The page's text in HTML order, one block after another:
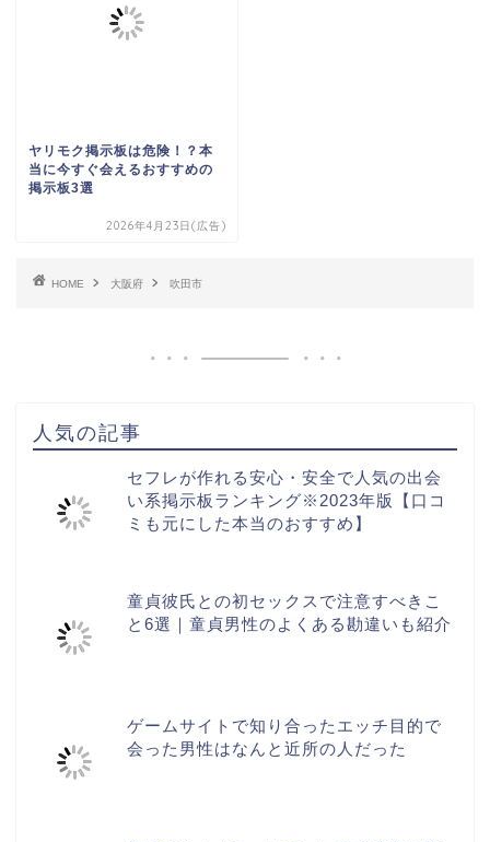
ヤリモク掲示板は危険！？本
当に今すぐ会えるおすすめの
掲示板3選
2026年4月23日(広告)
HOME 大阪府 吹田市
人気の記事
セフレが作れる安心・安全で人気の出会
い系掲示板ランキング※2023年版【口コ
ミも元にした本当のおすすめ】
童貞彼氏との初セックスで注意すべきこ
と6選｜童貞男性のよくある勘違いも紹介
ゲームサイトで知り合ったエッチ目的で
会った男性はなんと近所の人だった